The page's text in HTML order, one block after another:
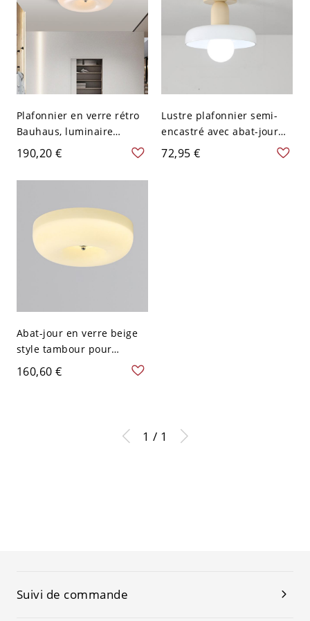
Plafonnier en verre rétro
Bauhaus, luminaire
plafond brillant pour
plafonds bas - 110 V-120 V
Crème 31,75 cm
190,20 €
Lustre plafonnier semi-
encastré avec abat-jour
vitreux et fixation
métallique pour chambre
72,95 €
Abat-jour en verre beige
style tambour pour
plafonnier LED encastré
pour une utilisation
160,60 €
1 / 1
Suivi de commande